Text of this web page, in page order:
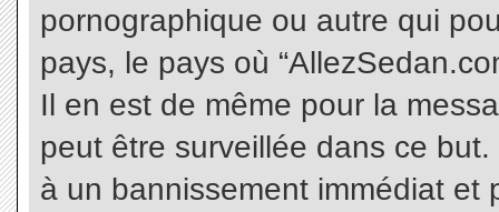
pornographique ou autre qui
pays, le pays où
Il en est de même pour la
peut être surveillée dans ce
à un bannissement immédiat et